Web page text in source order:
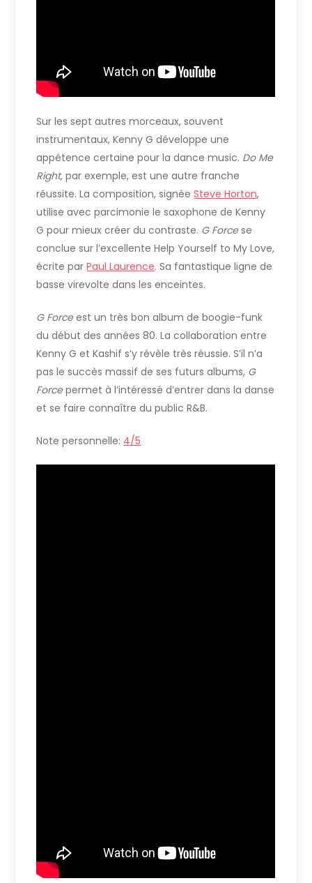
Sur les sept autres morceaux, souvent
instrumentaux, Kenny G développe une
appétence certaine pour la dance music. Do Me
Right,par exemple, est une autre franche
réussite. La composition, signéeSteve Horton,
utilise avec parcimonie le saxophone de Kenny
G pour mieux créer du contraste. G Forcese
conclue sur l’excellente Help Yourself to My Love,
écrite parPaul Laurence. Sa fantastique ligne de
basse virevolte dans les enceintes.
G Forceest un très bon album de boogie-funk
du début des années 80. La collaboration entre
Kenny G et Kashif s’y révèle très réussie. S’il n’a
pas le succès massif de ses futurs albums, G
Forcepermet à l’intéressé d’entrer dans la danse
et se faire connaître du public R&B.
Note personnelle: 4/5